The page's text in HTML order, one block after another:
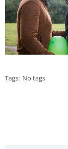
Tags: No tags